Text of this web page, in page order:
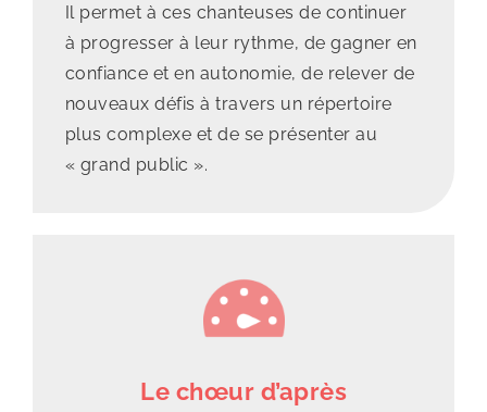
Il permet à ces chanteuses de continuer
à progresser à leur rythme, de gagner en
confiance et en autonomie, de relever de
nouveaux défis à travers un répertoire
plus complexe et de se présenter au
« grand public ».
Le chœur d’après